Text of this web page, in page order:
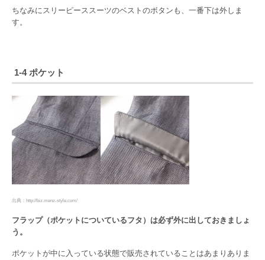
ちなみにスリーピーススーツのベストのボタンも、一番下は外しま
す。
1-4 ポケット
出典：http://biz.menz-style.com/
フラップ（ポケットについているフタ）は必ず外に出しておきましょ
う。
ポケットが中に入っている状態で販売されていることはあまりありま